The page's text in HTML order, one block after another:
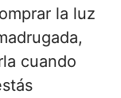
la luz
cuando